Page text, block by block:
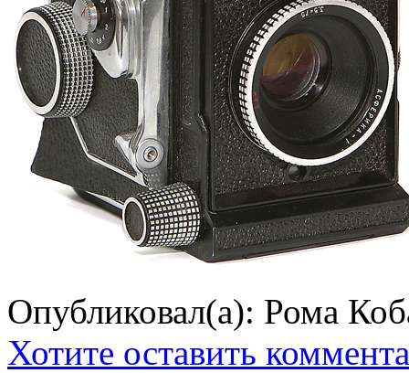
Опубликовал(а): Рома
Хотите оставить